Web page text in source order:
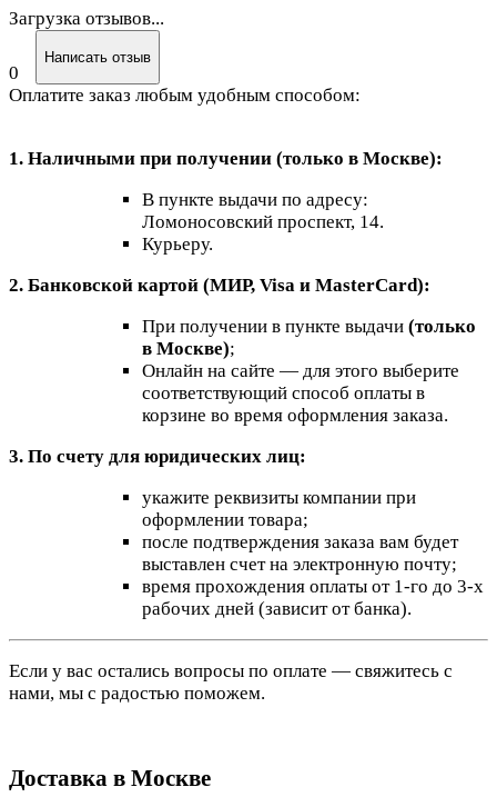
Загрузка отзывов...
0
Написать отзыв
Оплатите заказ любым удобным способом:
1. Наличными при получении (только в Москве):
В пункте выдачи по адресу:
Ломоносовский проспект, 14.
Курьеру.
2. Банковской картой (МИР, Visa и MasterCard):
При получении в пункте выдачи (только
в Москве);
Онлайн на сайте — для этого выберите
соответствующий способ оплаты в
корзине во время оформления заказа.
3. По счету для юридических лиц:
укажите реквизиты компании при
оформлении товара;
после подтверждения заказа вам будет
выставлен счет на электронную почту;
время прохождения оплаты от 1-го до 3-х
рабочих дней (зависит от банка).
Если у вас остались вопросы по оплате — свяжитесь с
нами, мы с радостью поможем.
Доставка в Москве